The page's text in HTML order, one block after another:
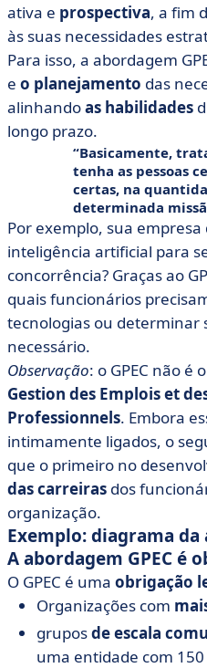
ativa e prospectiva, a fim
às suas necessidades
Para isso, a abordagem
e o planejamento das
alinhandoas habilidades
longo prazo.
Basicamente,
tenha as pessoas
certas, na
determinada
Por exemplo, sua
inteligência artificial para
concorrência? Graças ao
quais funcionários
tecnologias ou determinar
necessário.
Observação: o GPEC não é
Gestion des Emplois et
Professionnels. Embora
intimamente ligados, o
que o primeiro no
das carreiras dos
organização.
Exemplo: diagrama da
A abordagem GPEC é
O GPEC é uma obrigação
Organizações com
gruposde escala
uma entidade com